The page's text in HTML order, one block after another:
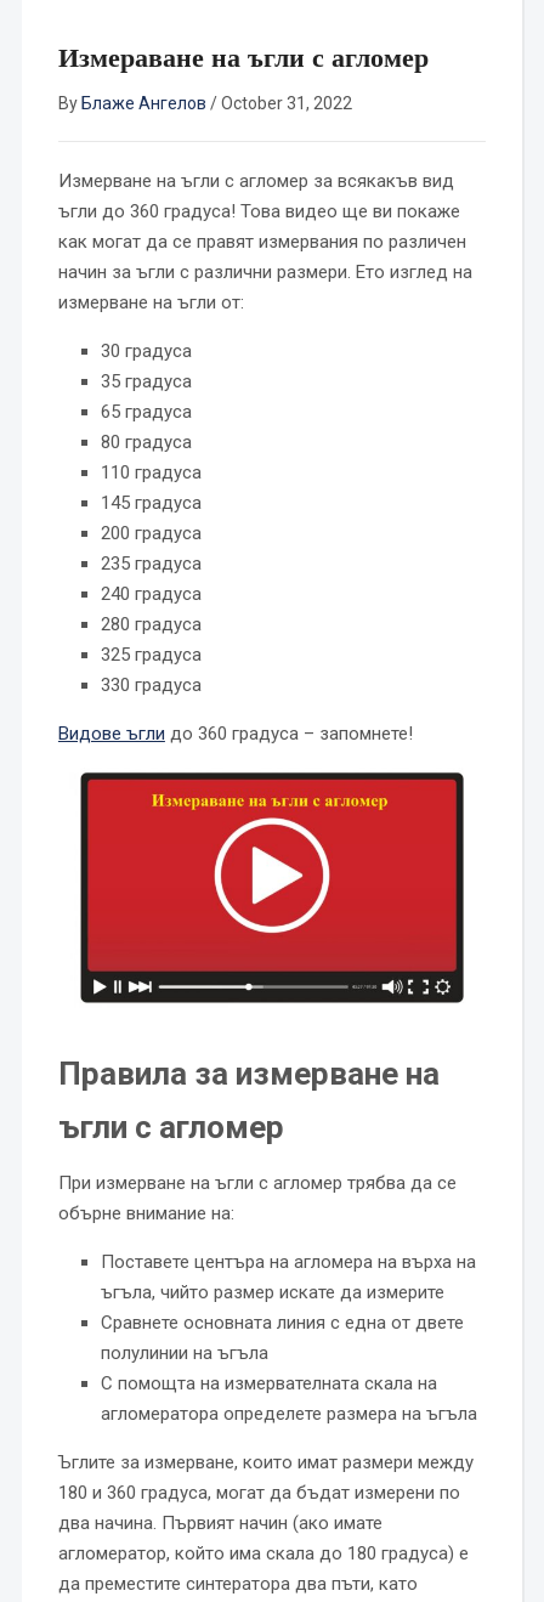
Измераване на ъгли с агломер
By Блаже Ангелов /October 31, 2022
Измерване на ъгли с агломер за всякакъв вид
ъгли до 360 градуса! Това видео ще ви покаже
как могат да се правят измервания по различен
начин за ъгли с различни размери. Ето изглед на
измерване на ъгли от:
30 градуса
35 градуса
65 градуса
80 градуса
110 градуса
145 градуса
200 градуса
235 градуса
240 градуса
280 градуса
325 градуса
330 градуса
Видове ъгли до 360 градуса – запомнете!
Правила за измерване на
ъгли с агломер
При измерване на ъгли с агломер трябва да се
обърне внимание на:
Поставете центъра на агломера на върха на
ъгъла, чийто размер искате да измерите
Сравнете основната линия с една от двете
полулинии на ъгъла
С помощта на измервателната скала на
агломератора определете размера на ъгъла
Ъглите за измерване, които имат размери между
180 и 360 градуса, могат да бъдат измерени по
два начина. Първият начин (ако имате
агломератор, който има скала до 180 градуса) е
да преместите синтератора два пъти, като